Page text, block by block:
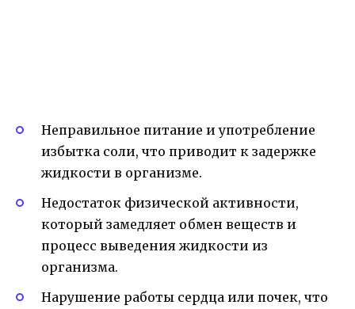
Неправильное питание и употребление
избытка соли, что приводит к задержке
жидкости в организме.
Недостаток физической активности,
который замедляет обмен веществ и
процесс выведения жидкости из
организма.
Нарушение работы сердца или почек, что